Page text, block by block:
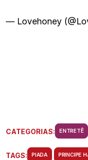
— Lovehoney
CATEGORIAS: ENTRETÊ
TAGS: PIADA PRINCIPE